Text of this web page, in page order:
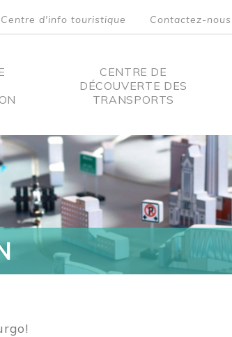
Centre d'info touristique Contactez-nous
CENTRE DE
DÉCOUVERTE DES
TRANSPORTS